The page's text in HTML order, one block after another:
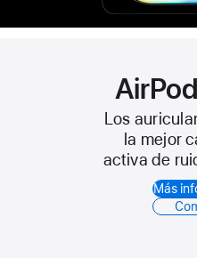
Los
la mejor
activa de
Más